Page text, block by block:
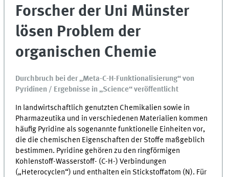
Forscher der Uni Münster
lösen Problem der
organischen Chemie
Durchbruch bei der „Meta-C-H-Funktionalisierung“ von
Pyridinen / Ergebnisse in „Science“ veröffentlicht
In landwirtschaftlich genutzten Chemikalien sowie in
Pharmazeutika und in verschiedenen Materialien kommen
häufig Pyridine als sogenannte funktionelle Einheiten vor,
die die chemischen Eigenschaften der Stoffe maßgeblich
bestimmen. Pyridine gehören zu den ringförmigen
Kohlenstoff-Wasserstoff- (C-H-) Verbindungen
(„Heterocyclen“) und enthalten ein Stickstoffatom (N). Für